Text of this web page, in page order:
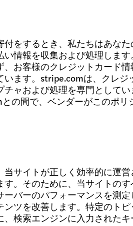
付をするとき、私たちはあな
い情報を収集および処理しま
、お客様のクレジットカード
います。stripe.comは、クレ
チャおよび処理を専門として
の間で、ベンダーがこのポリ
当サイトが正しく効率的に運
す。そのために、当サイトの
ーバーのパフォーマンスを測
ンツを改善します。特定のト
、検索エンジンに入力された